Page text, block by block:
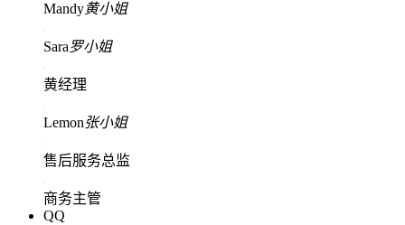
Mandy黄小姐
Sara罗小姐
黄经理
Lemon张小姐
售后服务总监
商务主管
QQ